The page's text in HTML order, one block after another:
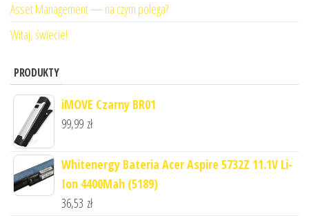
Asset Management — na czym polega?
Witaj, świecie!
PRODUKTY
iMOVE Czarny BR01
99,99 zł
Whitenergy Bateria Acer Aspire 5732Z 11.1V Li-
Ion 4400Mah (5189)
36,53 zł